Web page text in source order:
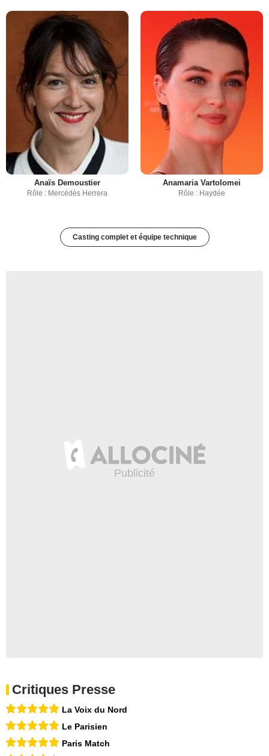
Anaïs Demoustier
Rôle : Mercédès Herrera
Anamaria Vartolomei
Rôle : Haydée
Casting complet et équipe technique
Critiques Presse
La Voix du Nord
Le Parisien
Paris Match